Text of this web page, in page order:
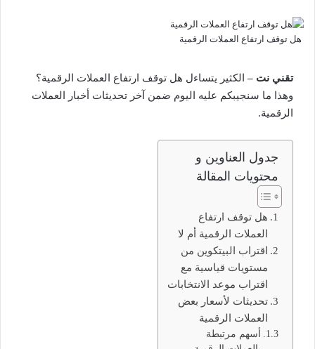
هل توقف ارتفاع العملات الرقمية
تقني نت – الكثير يتساءل هل توقف ارتفاع العملات الرقمية؟
وهذا ما سنجيبكم عليه اليوم ضمن آخر تحديثات أخبار العملات
الرقمية.
جدول العناوين و
محتويات المقالة
هل توقف ارتفاع
العملات الرقمية أم لا
اقتراب البيتكوين من
مستويات قياسية مع
اقتراب موعد الانتخابات
تحديثات لأسعار بعض
العملات الرقمية
أسهم مرتبطة